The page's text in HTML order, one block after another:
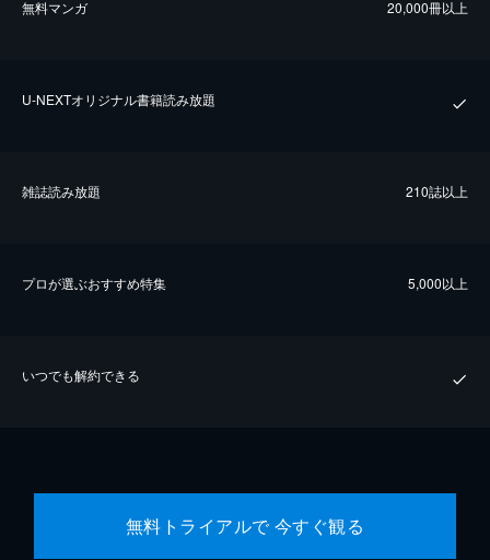
無料マンガ 20,000冊以上
U-NEXTオリジナル書籍読み放題
雑誌読み放題 210誌以上
プロが選ぶおすすめ特集 5,000以上
いつでも解約できる
無料トライアルで 今すぐ観る